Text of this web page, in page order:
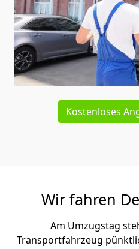
Kostenloses
Wir fahren
Am Umzugstag
Transportfahrzeug